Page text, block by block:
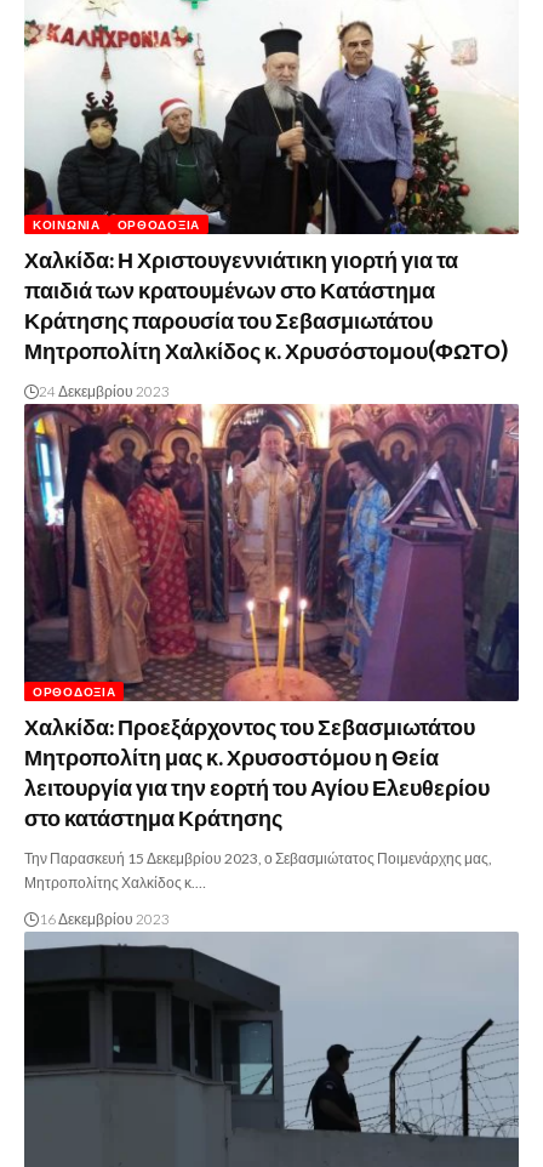
ΚΟΙΝΩΝΊΑ ΟΡΘΟΔΟΞΊΑ
Χαλκίδα: Η Χριστουγεννιάτικη γιορτή για τα
παιδιά των κρατουμένων στο Κατάστημα
Κράτησης παρουσία του Σεβασμιωτάτου
Μητροπολίτη Χαλκίδος κ. Χρυσόστομου(ΦΩΤΟ)
24 Δεκεμβρίου 2023
ΟΡΘΟΔΟΞΊΑ
Χαλκίδα: Προεξάρχοντος του Σεβασμιωτάτου
Μητροπολίτη μας κ. Χρυσοστόμου η Θεία
λειτουργία για την εορτή του Αγίου Ελευθερίου
στο κατάστημα Κράτησης
Την Παρασκευή 15 Δεκεμβρίου 2023, ο Σεβασμιώτατος Ποιμενάρχης μας,
Μητροπολίτης Χαλκίδος κ.…
16 Δεκεμβρίου 2023